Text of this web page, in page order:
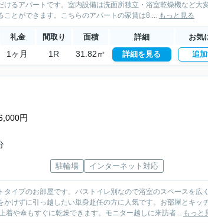
るアパートです。室内設備は洗面所独立・浴室乾燥機など大
とができます。こちらのアパートの家賃は8.... もっと見る
礼金 間取り 面積 詳細 お気
1ヶ月 1R 31.82㎡ 詳細を見る 追
円
駐輪場 インターネット対応
イプのお部屋です。バストイレ別なので浴室のスペースを広
けずに引っ越したい単身赴任の方に人気です。お部屋とキッ
着や傘もすぐに乾燥できます。モニター越しに来訪者... もっと